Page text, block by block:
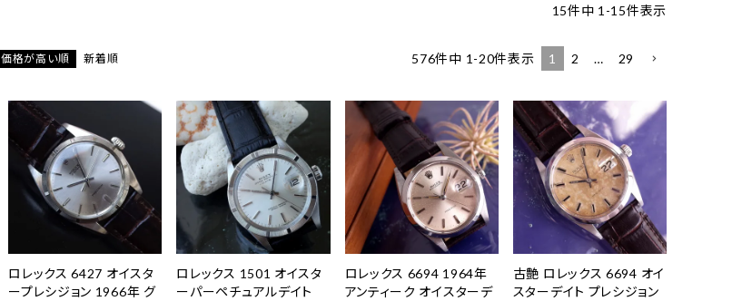
15件中 1 -15件表示
価格が高い順 新着順 576件中 1 -20件表示 1 2 … 29
ロレックス 6427 オイスタ
ープレシジョン 1966年 グ
ロレックス 1501 オイスタ
ーパーペチュアルデイト
ロレックス 6694 1964年
アンティーク オイスターデ
古艶 ロレックス 6694 オイ
スターデイト プレシジョン